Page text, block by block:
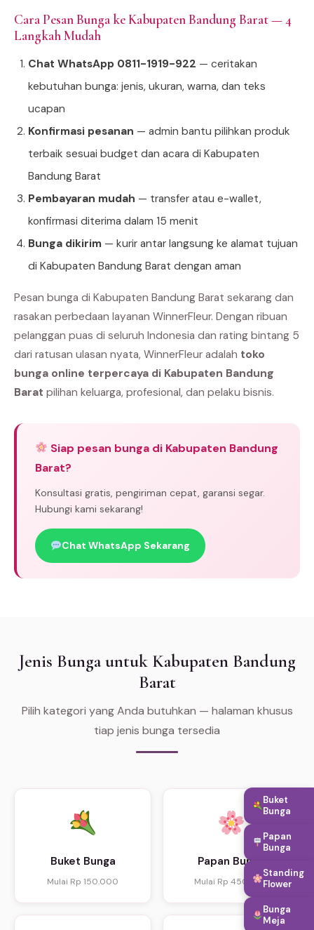
Cara Pesan Bunga ke Kabupaten Bandung Barat — 4
Langkah Mudah
Chat WhatsApp 0811-1919-922 — ceritakan
kebutuhan bunga: jenis, ukuran, warna, dan teks
ucapan
Konfirmasi pesanan — admin bantu pilihkan produk
terbaik sesuai budget dan acara di Kabupaten
Bandung Barat
Pembayaran mudah — transfer atau e-wallet,
konfirmasi diterima dalam 15 menit
Bunga dikirim — kurir antar langsung ke alamat tujuan
di Kabupaten Bandung Barat dengan aman
Pesan bunga di Kabupaten Bandung Barat sekarang dan
rasakan perbedaan layanan WinnerFleur. Dengan ribuan
pelanggan puas di seluruh Indonesia dan rating bintang 5
dari ratusan ulasan nyata, WinnerFleur adalah toko
bunga online terpercaya di Kabupaten Bandung
Barat pilihan keluarga, profesional, dan pelaku bisnis.
Siap pesan bunga di Kabupaten Bandung
Barat?
Konsultasi gratis, pengiriman cepat, garansi segar.
Hubungi kami sekarang!
Chat WhatsApp Sekarang
Jenis Bunga untuk Kabupaten Bandung
Barat
Pilih kategori yang Anda butuhkan — halaman khusus
tiap jenis bunga tersedia
Buket Bunga
Mulai Rp 150.000
Papan Bunga
Mulai Rp 450.000
Buket
Bunga
Papan
Bunga
Standing
Flower
Bunga
Meja